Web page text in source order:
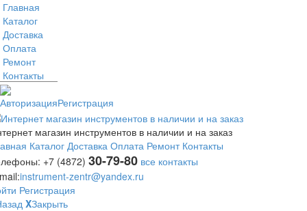
Главная
Каталог
Доставка
Оплата
Ремонт
Контакты
АвторизацияРегистрация
магазин инструментов в наличии и на заказ
Каталог Доставка Оплата Ремонт Контакты
+7 (4872) 30-79-80 все контакты
instrument-zentr@yandex.ru
Регистрация
XЗакрыть